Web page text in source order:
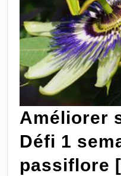
2
Améliorer
Défi 1
passiflore